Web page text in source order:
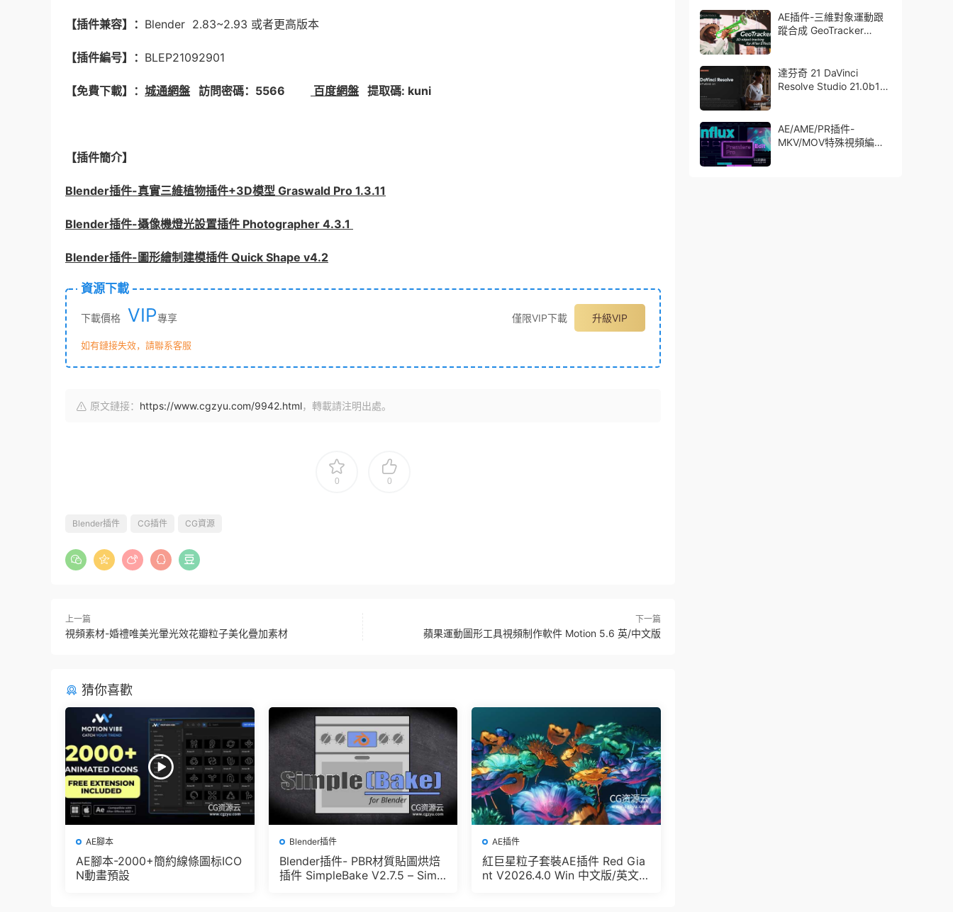
【插件兼容】： Blender 2.83~2.93 或者更高版本
【插件編号】： BLEP21092901
【免費下載】： 城通網盤 訪問密碼：5566 百度網盤 提取碼: kuni
【插件簡介】
Blender插件-真實三維植物插件+3D模型 Graswald Pro 1.3.11
Blender插件-攝像機燈光設置插件 Photographer 4.3.1
Blender插件-圖形繪制建模插件 Quick Shape v4.2
資源下載
下載價格 VIP專享 僅限VIP下載 升級VIP
如有鏈接失效，請聯系客服
原文鏈接： https://www.cgzyu.com/9942.html，轉載請注明出處。
0 0
Blender插件 CG插件 CG資源
上一篇
視頻素材-婚禮唯美光暈光效花瓣粒子美化疊加素材
下一篇
蘋果運動圖形工具視頻制作軟件 Motion 5.6 英/中文版
猜你喜歡
AE腳本
AE腳本-2000+簡約線條圖标ICO
N動畫預設
Blender插件
Blender插件- PBR材質貼圖烘焙
插件 SimpleBake V2.7.5 – Simpl
AE插件
紅巨星粒子套裝AE插件 Red Gia
nt V2026.4.0 Win 中文版/英文
Bullet + VFX Suit
AE插件-三維對象運動跟
蹤合成 GeoTracker
達芬奇 21 DaVinci
Resolve Studio 21.0b1
AE/AME/PR插件-
MKV/MOV特殊視頻編碼